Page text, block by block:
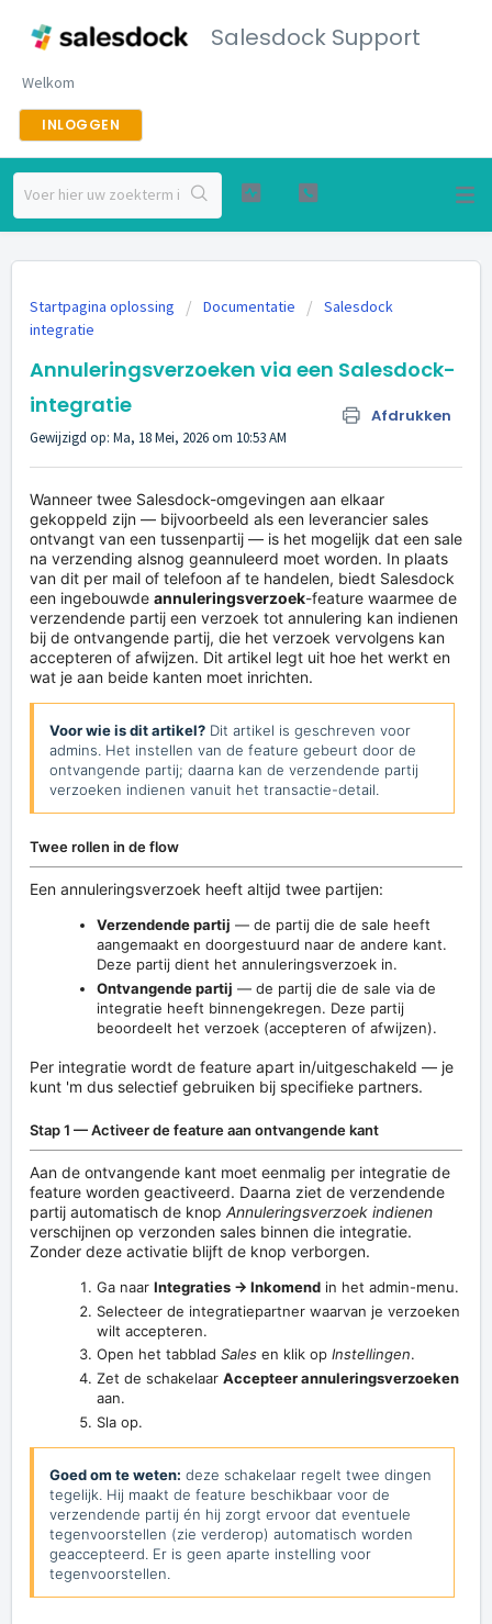
Salesdock Support
Welkom
INLOGGEN
Startpagina oplossing Documentatie
Salesdock
integratie
Annuleringsverzoeken via een Salesdock-
integratie
Afdrukken
Gewijzigd op: Ma, 18 Mei, 2026 om 10:53 AM
Wanneer twee Salesdock-omgevingen aan elkaar
gekoppeld zijn — bijvoorbeeld als een leverancier sales
ontvangt van een tussenpartij — is het mogelijk dat een sale
na verzending alsnog geannuleerd moet worden. In plaats
van dit per mail of telefoon af te handelen, biedt Salesdock
een ingebouwde annuleringsverzoek-feature waarmee de
verzendende partij een verzoek tot annulering kan indienen
bij de ontvangende partij, die het verzoek vervolgens kan
accepteren of afwijzen. Dit artikel legt uit hoe het werkt en
wat je aan beide kanten moet inrichten.
Voor wie is dit artikel? Dit artikel is geschreven voor
admins. Het instellen van de feature gebeurt door de
ontvangende partij; daarna kan de verzendende partij
verzoeken indienen vanuit het transactie-detail.
Twee rollen in de flow
Een annuleringsverzoek heeft altijd twee partijen:
Verzendende partij — de partij die de sale heeft
aangemaakt en doorgestuurd naar de andere kant.
Deze partij dient het annuleringsverzoek in.
Ontvangende partij — de partij die de sale via de
integratie heeft binnengekregen. Deze partij
beoordeelt het verzoek (accepteren of afwijzen).
Per integratie wordt de feature apart in/uitgeschakeld — je
kunt 'm dus selectief gebruiken bij specifieke partners.
Stap 1 — Activeer de feature aan ontvangende kant
Aan de ontvangende kant moet eenmalig per integratie de
feature worden geactiveerd. Daarna ziet de verzendende
partij automatisch de knop Annuleringsverzoek indienen
verschijnen op verzonden sales binnen die integratie.
Zonder deze activatie blijft de knop verborgen.
Ga naar Integraties → Inkomend in het admin-menu.
Selecteer de integratiepartner waarvan je verzoeken
wilt accepteren.
Open het tabblad Sales en klik op Instellingen.
Zet de schakelaar Accepteer annuleringsverzoeken
aan.
Sla op.
Goed om te weten: deze schakelaar regelt twee dingen
tegelijk. Hij maakt de feature beschikbaar voor de
verzendende partij én hij zorgt ervoor dat eventuele
tegenvoorstellen (zie verderop) automatisch worden
geaccepteerd. Er is geen aparte instelling voor
tegenvoorstellen.